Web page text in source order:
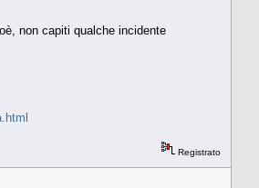
non capiti qualche incidente
Registrato